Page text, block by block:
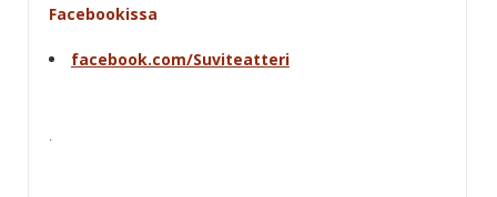
Facebookissa
facebook.com/Suviteatteri